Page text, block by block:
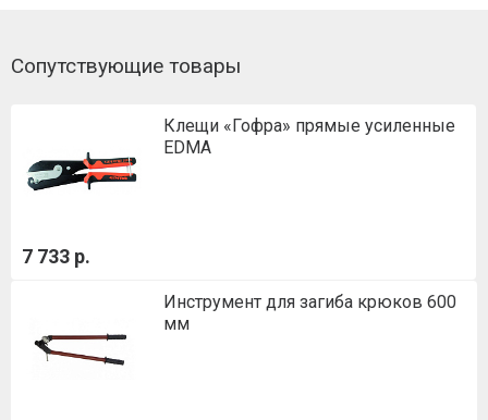
Сопутствующие товары
Клещи «Гофра» прямые усиленные
EDMA
7 733 р.
Инструмент для загиба крюков 600
мм